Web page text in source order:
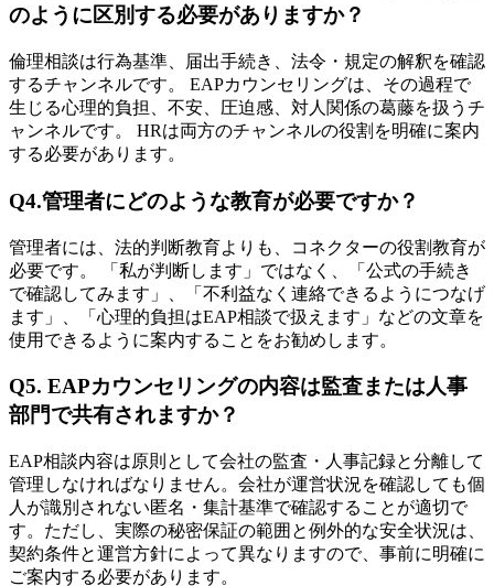
のように区別する必要がありますか？
倫理相談は行為基準、届出手続き、法令・規定の解釈を確認
するチャンネルです。 EAPカウンセリングは、その過程で
生じる心理的負担、不安、圧迫感、対人関係の葛藤を扱うチ
ャンネルです。 HRは両方のチャンネルの役割を明確に案内
する必要があります。
Q4.管理者にどのような教育が必要ですか？
管理者には、法的判断教育よりも、コネクターの役割教育が
必要です。 「私が判断します」ではなく、「公式の手続き
で確認してみます」、「不利益なく連絡できるようにつなげ
ます」、「心理的負担はEAP相談で扱えます」などの文章を
使用できるように案内することをお勧めします。
Q5. EAPカウンセリングの内容は監査または人事
部門で共有されますか？
EAP相談内容は原則として会社の監査・人事記録と分離して
管理しなければなりません。会社が運営状況を確認しても個
人が識別されない匿名・集計基準で確認することが適切で
す。ただし、実際の秘密保証の範囲と例外的な安全状況は、
契約条件と運営方針によって異なりますので、事前に明確に
ご案内する必要があります。